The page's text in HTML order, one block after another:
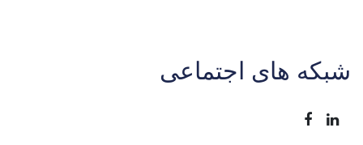
شبکه های اجتماعی